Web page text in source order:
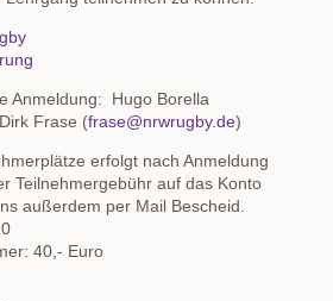
Anmeldung: Hugo Borella
Frase (frase@nrwrugby.de)
erfolgt nach Anmeldung
Teilnehmergebühr auf das Konto
außerdem per Mail Bescheid.
40,- Euro